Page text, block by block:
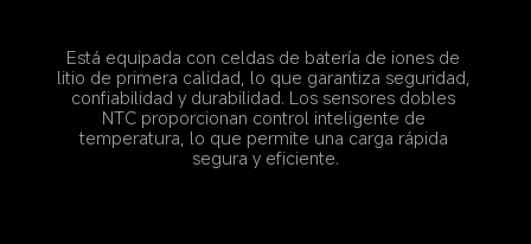
Está equipada con celdas de batería de iones de
litio de primera calidad, lo que garantiza seguridad,
confiabilidad y durabilidad. Los sensores dobles
NTC proporcionan control inteligente de
temperatura, lo que permite una carga rápida
segura y eficiente.